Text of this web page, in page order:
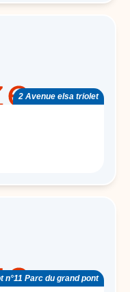
2 Avenue elsa triolet
n°11 Parc du grand pont